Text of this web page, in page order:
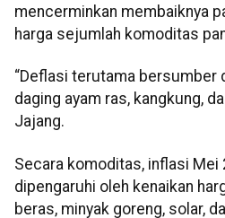
mencerminkan membaiknya
harga sejumlah komoditas
“Deflasi terutama bersumber
daging ayam ras, kangkung,
Jajang.
Secara komoditas, inflasi Mei
dipengaruhi oleh kenaikan
beras, minyak goreng, solar,